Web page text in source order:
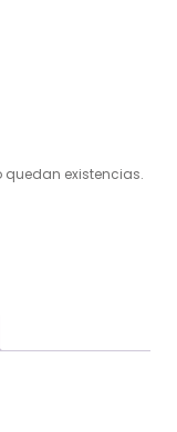
quedan existencias.